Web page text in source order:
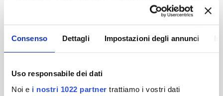
Consenso Dettagli Impostazioni degli annunci
Uso responsabile dei dati
Noi e i nostri 1022 partner trattiamo i vostri dati
viene fatta la telelettura? Perché Publiacqua
non può fare i contratti con i singoli
condomini?
I servizi elettrico e gas stanno già attuando la
disciplina la telelettura. Tuttavia Publiacqua sta
contatori con contratto di fornitura diretto ed